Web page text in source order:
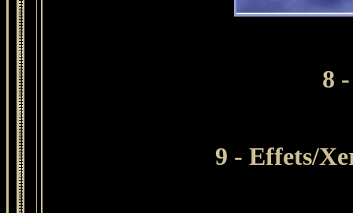
8
9 - Effets/